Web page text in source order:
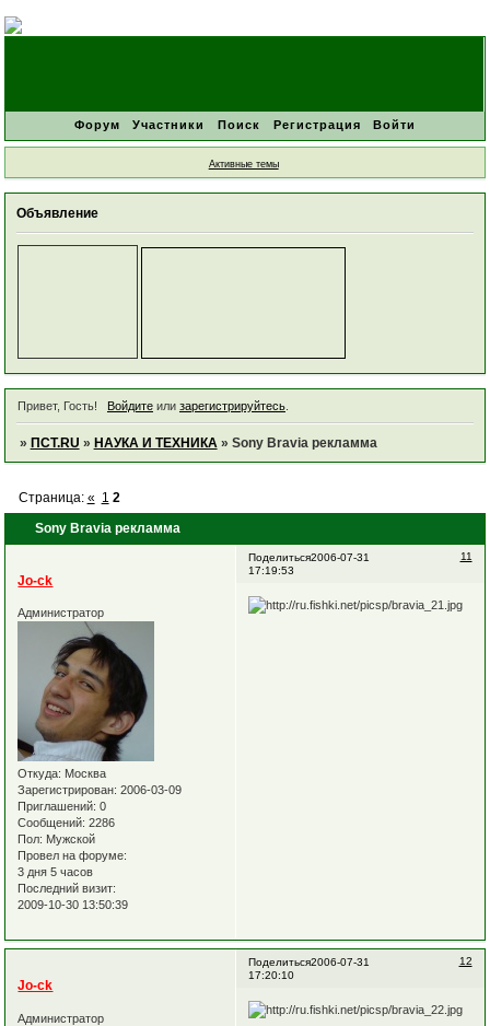
Форум Участники Поиск Регистрация Войти
Активные темы
Объявление
Привет, Гость! Войдитеили зарегистрируйтесь.
» ПСТ.RU » НАУКА И ТЕХНИКА » Sony Bravia рекламма
Sony Bravia рекламма
Страница: « 1 2
Поделиться 11
2006-07-31
17:19:53
Jo-ck
Администратор
Откуда: Москва
Зарегистрирован: 2006-03-09
Приглашений: 0
Сообщений: 2286
Пол: Мужской
Провел на форуме:
3 дня 5 часов
Последний визит:
2009-10-30 13:50:39
Поделиться 12
2006-07-31
17:20:10
Jo-ck
Администратор